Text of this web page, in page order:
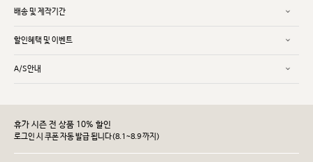
배송 및 제작기간
할인혜택 및 이벤트
A/S안내
휴가 시즌 전 상품 10% 할인
로그인 시 쿠폰 자동 발급 됩니다(8.1~8.9 까지)